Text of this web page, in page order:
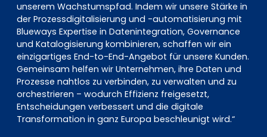
unserem Wachstumspfad. Indem wir unsere Stärke in
der Prozessdigitalisierung und -automatisierung mit
Blueways Expertise in Datenintegration, Governance
und Katalogisierung kombinieren, schaffen wir ein
einzigartiges End-to-End-Angebot für unsere Kunden.
Gemeinsam helfen wir Unternehmen, ihre Daten und
Prozesse nahtlos zu verbinden, zu verwalten und zu
orchestrieren – wodurch Effizienz freigesetzt,
Entscheidungen verbessert und die digitale
Transformation in ganz Europa beschleunigt wird.“